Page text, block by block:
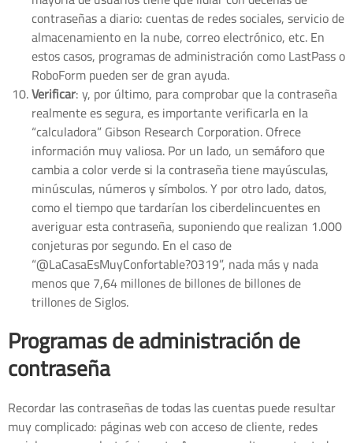
contraseñas a diario: cuentas de redes sociales, servicio de
almacenamiento en la nube, correo electrónico, etc. En
estos casos, programas de administración como LastPass o
RoboForm pueden ser de gran ayuda.
Verificar: y, por último, para comprobar que la contraseña
realmente es segura, es importante verificarla en la
“calculadora” Gibson Research Corporation. Ofrece
información muy valiosa. Por un lado, un semáforo que
cambia a color verde si la contraseña tiene mayúsculas,
minúsculas, números y símbolos. Y por otro lado, datos,
como el tiempo que tardarían los ciberdelincuentes en
averiguar esta contraseña, suponiendo que realizan 1.000
conjeturas por segundo. En el caso de
“@LaCasaEsMuyConfortable?0319”, nada más y nada
menos que 7,64 millones de billones de billones de
trillones de Siglos.
Programas de administración de
contraseña
Recordar las contraseñas de todas las cuentas puede resultar
muy complicado: páginas web con acceso de cliente, redes